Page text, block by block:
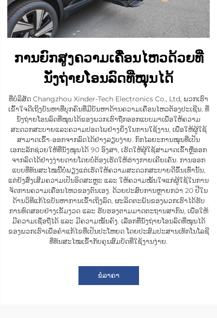
ການຍົກສູງຄວາມເຄື່ອນໄຫວດ້ວຍທີ່
ນັ່ງຖ່າຍໂອນລົດທີ່ໝຸນໄດ້
ທີ່ບໍລິສັດ Changzhou Xinder-Tech Electronics Co., Ltd, ພວກເຮົາ
ເຂົ້າໃຈດີເຖິງບັນຫາທີ່ບຸກຄົນທີ່ມີບັນຫາດ້ານຄວາມເຄື່ອນໄຫວຕ້ອງປະເຊີນ. ທີ່
ນັ່ງຖ່າຍໂອນລົດທີ່ໝຸນໄດ້ຂອງພວກເຮົາຖືກອອກແບບມາເພື່ອໃຫ້ຄວາມ
ສະດວກສະບາຍແລະຄວາມປອດໄພຢ່າງຍິ່ງໃນການໃຊ້ງານ, ເພື່ອໃຫ້ຜູ້ໃຊ້
ສາມາດເຂົ້າ-ອອກຈາກລົດໄດ້ຢ່າງລຽບງ່າຍ. ກົກໄລຍະການໝຸນທີ່ເປັນ
ເອກະລັກຊ່ວຍໃຫ້ທີ່ນັ່ງໝຸນໄດ້ 90 ອົງສາ, ເຮັດໃຫ້ຜູ້ໃຊ້ສາມາດເຂົ້າຫຼືອອກ
ຈາກລົດໄດ້ຢ່າງງ່າຍດາຍໂດຍບໍ່ຕ້ອງເຮັດໃຫ້ຮ່າງກາຍເຄີຍເຄັ່ນ. ການອອກ
ແບບທີ່ທັນສະໄໝນີ້ບໍ່ພຽງແຕ່ເຮັດໃຫ້ຄວາມສະດວກສະບາຍດີຂຶ້ນເທົ່ານັ້ນ,
ແຕ່ຍັງສົ່ງເສີມຄວາມເປັນອິດສະຫຼະ ແລະ ໃຫ້ຄວາມໝັ້ນໃຈແກ່ຜູ້ໃຊ້ໃນການ
ຈັດການຄວາມເຄື່ອນໄຫວຂອງຕົນເອງ. ດ້ວຍປະສົບການຫຼາຍກວ່າ 20 ປີໃນ
ດ້ານວິທີແກ້ໄຂບັນຫາການເຂົ້າເຖິງລົດ, ຜະລິດຕະພັນຂອງພວກເຮົາໄດ້ຮັບ
ການທົດສອບຢ່າງເຂັ້ມງວດ ແລະ ຮັບຮອງຕາມມາດຕະຖານສາກົນ, ເພື່ອໃຫ້
ມີຄວາມເຊື່ອຖືໄດ້ ແລະ ມີຄວາມໝັ້ນຄົງ. ເລືອກທີ່ນັ່ງຖ່າຍໂອນລົດທີ່ໝຸນໄດ້
ຂອງພວກເຮົາເພື່ອຄຳແກ້ໄຂທີ່ເປັນປະໂຫຍດ ໂດຍປະສົມປະສານເທັກໂນໂລຊີ
ທີ່ທັນສະໄໝເຂົ້າກັບຄຸນສົມບັດທີ່ໃຊ້ງານງ່າຍ.
ຂໍລາຄາ